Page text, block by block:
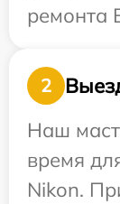
ремонта
2
Наш
время
Nikon.